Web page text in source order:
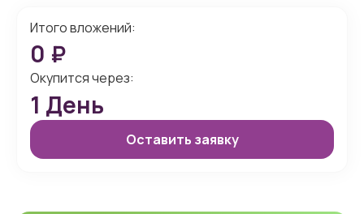
Итого вложений:
0 ₽
Окупится через:
1 День
Оставить заявку